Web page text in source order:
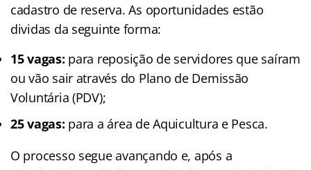
cadastro de reserva. As oportunidades estão
dividas da seguinte forma:
15 vagas: para reposição de servidores que saíram
ou vão sair através do Plano de Demissão
Voluntária (PDV);
25 vagas: para a área de Aquicultura e Pesca.
O processo segue avançando e, após a